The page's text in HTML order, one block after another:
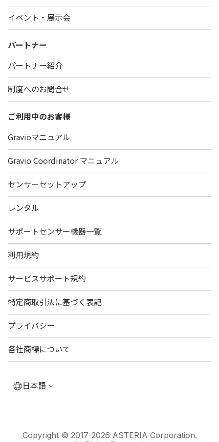
イベント・展示会
パートナー
パートナー紹介
制度へのお問合せ
ご利用中のお客様
Gravioマニュアル
Gravio Coordinator マニュアル
センサーセットアップ
レンタル
サポートセンサー機器一覧
利用規約
サービスサポート規約
特定商取引法に基づく表記
プライバシー
各社商標について
日本語
Copyright © 2017-2026 ASTERIA Corporation.